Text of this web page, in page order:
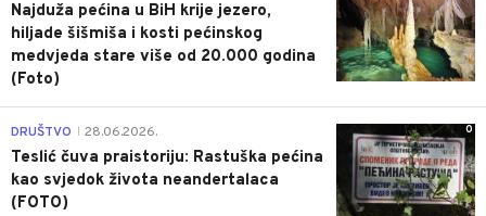
Najduža pećina u BiH krije jezero,
hiljade šišmiša i kosti pećinskog
medvjeda stare više od 20.000 godina
(Foto)
0
DRUŠTVO 28.06.2026.
Teslić čuva praistoriju: Rastuška pećina
kao svjedok života neandertalaca
(FOTO)